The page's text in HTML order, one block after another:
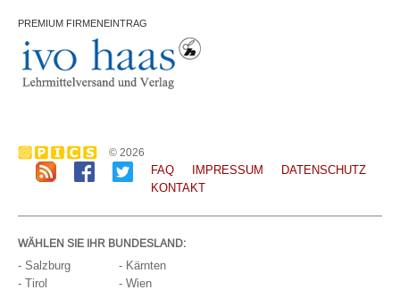
PREMIUM FIRMENEINTRAG
© 2026
FAQ IMPRESSUM
DATENSCHUTZ
KONTAKT
WÄHLEN SIE IHR BUNDESLAND:
- Salzburg
- Tirol
- Kärnten
- Wien